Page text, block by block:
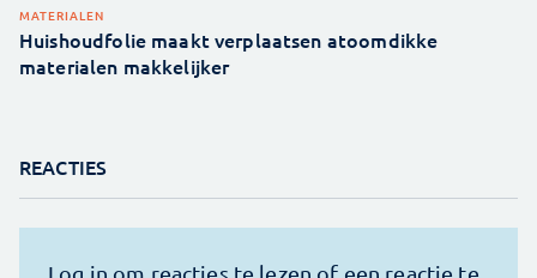
MATERIALEN
Huishoudfolie maakt verplaatsen atoomdikke
materialen makkelijker
REACTIES